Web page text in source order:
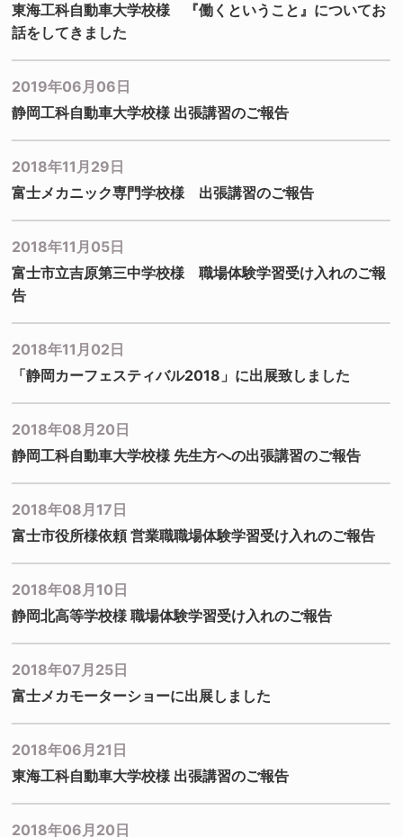
東海工科自動車大学校様 『働くということ』についてお
話をしてきました
2019年06月06日
静岡工科自動車大学校様 出張講習のご報告
2018年11月29日
富士メカニック専門学校様 出張講習のご報告
2018年11月05日
富士市立吉原第三中学校様 職場体験学習受け入れのご報
告
2018年11月02日
「静岡カーフェスティバル2018」に出展致しました
2018年08月20日
静岡工科自動車大学校様 先生方への出張講習のご報告
2018年08月17日
富士市役所様依頼 営業職職場体験学習受け入れのご報告
2018年08月10日
静岡北高等学校様 職場体験学習受け入れのご報告
2018年07月25日
富士メカモーターショーに出展しました
2018年06月21日
東海工科自動車大学校様 出張講習のご報告
2018年06月20日